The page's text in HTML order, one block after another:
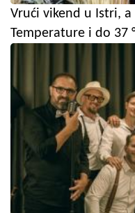
Vrući vikend u Istri,
Temperature i do 37